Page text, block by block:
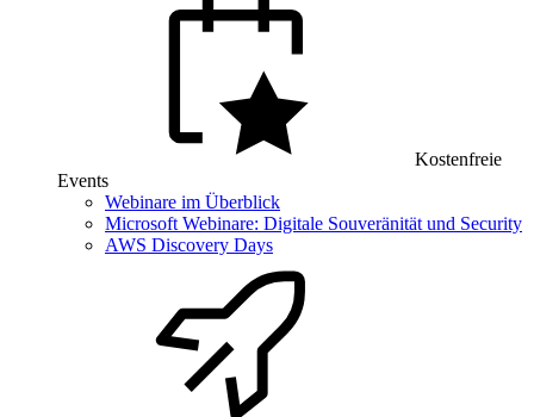
Kostenfreie
Events
Webinare im Überblick
Microsoft Webinare: Digitale Souveränität und Security
AWS Discovery Days